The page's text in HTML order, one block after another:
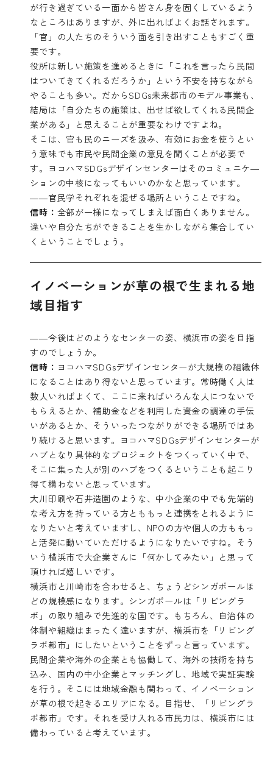
が行き過ぎている一面から皆さん身を固くしているよう
なところはありますが、外に出ればよくお話されます。
「官」の人たちのそういう面を引き出すこともすごく重
要です。
役所は新しい施策を進めるときに「これを言ったら民間
はついてきてくれるだろうか」という不安を持ちながら
やることも多い。だからSDGs未来都市のモデル事業も、
結局は「自分たちの施策は、出せば欲してくれる民間企
業がある」と思えることが重要なわけですよね。
そこは、官も民のニーズを汲み、有効にお金を使うとい
う意味でも市民や民間企業の意見を聞くことが必要で
す。ヨコハマSDGsデザインセンターはそのコミュニケ―
ションの中核になってもいいのかなと思っています。
――官民学それぞれを混ぜる場所ということですね。
信時： 全部が一様になってしまえば面白くありません。
違いや自分たちができることを生かしながら集合してい
くということでしょう。
イノベーションが草の根で生まれる地
域目指す
――今後はどのようなセンターの姿、横浜市の姿を目指
すのでしょうか。
信時： ヨコハマSDGsデザインセンターが大規模の組織体
になることはあり得ないと思っています。常時働く人は
数人いればよくて、ここに来ればいろんな人につないで
もらえるとか、補助金などを利用した資金の調達の手伝
いがあるとか、そういったつながりができる場所ではあ
り続けると思います。ヨコハマSDGsデザインセンターが
ハブとなり具体的なプロジェクトをつくっていく中で、
そこに集った人が別のハブをつくるということも起こり
得て構わないと思っています。
大川印刷や石井造園のような、中小企業の中でも先端的
な考え方を持っている方とももっと連携をとれるように
なりたいと考えていますし、NPOの方や個人の方ももっ
と活発に動いていただけるようになりたいですね。そう
いう横浜市で大企業さんに「何かしてみたい」と思って
頂ければ嬉しいです。
横浜市と川崎市を合わせると、ちょうどシンガポールほ
どの規模感になります。シンガポールは「リビングラ
ボ」の取り組みで先進的な国です。もちろん、自治体の
体制や組織はまったく違いますが、横浜市を「リビング
ラボ都市」にしたいということをずっと言っています。
民間企業や海外の企業とも協働して、海外の技術を持ち
込み、国内の中小企業とマッチングし、地域で実証実験
を行う。そこには地域金融も関わって、イノベーション
が草の根で起きるエリアになる。目指せ、「リビングラ
ボ都市」です。それを受け入れる市民力は、横浜市には
備わっていると考えています。